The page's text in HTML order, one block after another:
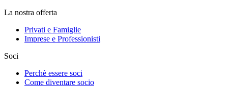
La nostra offerta
Privati e Famiglie
Imprese e Professionisti
Soci
Perchè essere soci
Come diventare socio